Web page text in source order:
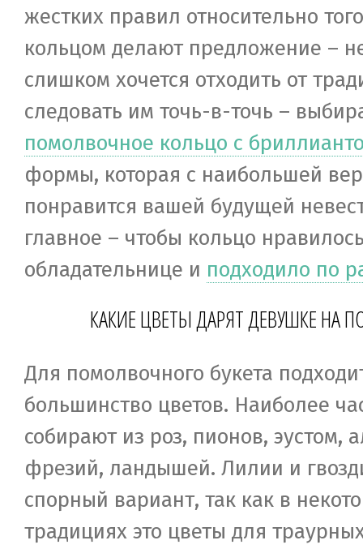
жестких правил относительно
кольцом делают предложение –
слишком хочется отходить от
следовать им точь-в-точь –
помолвочное кольцо с
формы, которая с наибольшей
понравится вашей будущей
главное – чтобы кольцо
обладательнице и подходило по
КАКИЕ ЦВЕТЫ ДАРЯТ ДЕВУШКЕ НА
Для помолвочного букета
большинство цветов. Наиболее
собирают из роз, пионов, эустом,
фрезий, ландышей. Лилии и
спорный вариант, так как в
традициях это цветы для